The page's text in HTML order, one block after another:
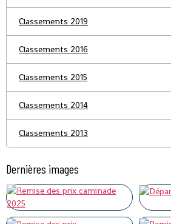
Classements 2019
Classements 2016
Classements 2015
Classements 2014
Classements 2013
Dernières images